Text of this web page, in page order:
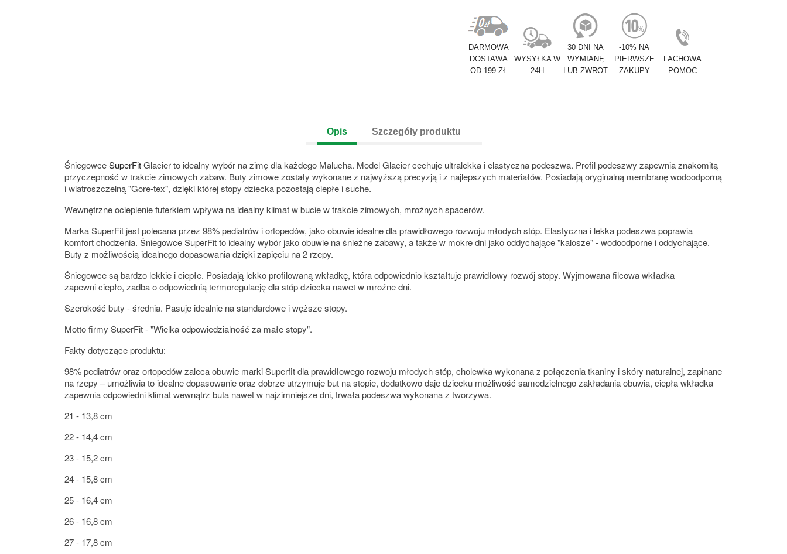
DARMOWA
DOSTAWA
OD 199 ZŁ
WYSYŁKA W
24H
30 DNI NA
WYMIANĘ
LUB ZWROT
-10% NA
PIERWSZE
ZAKUPY
FACHOWA
POMOC
Opis Szczegóły produktu
ŚniegowceSuperFitGlacier to idealny wybór na zimę dla każdego Malucha. Model Glacier cechuje ultralekka i elastyczna podeszwa. Profil podeszwy zapewnia znakomitą
przyczepność w trakcie zimowych zabaw. Buty zimowe zostały wykonane z najwyższą precyzją i z najlepszych materiałów. Posiadają oryginalną membranę wodoodporną
i wiatroszczelną "Gore-tex", dzięki której stopy dziecka pozostają ciepłe i suche.
Wewnętrzne ocieplenie futerkiem wpływa na idealny klimat w bucie w trakcie zimowych, mroźnych spacerów.
Marka SuperFit jest polecana przez 98% pediatrów i ortopedów, jako obuwie idealne dla prawidłowego rozwoju młodych stóp. Elastyczna i lekka podeszwa poprawia
komfort chodzenia. Śniegowce SuperFit to idealny wybór jako obuwie na śnieżne zabawy, a także w mokre dni jako oddychające "kalosze" - wodoodporne i oddychające.
Buty z możliwością idealnego dopasowania dzięki zapięciu na 2 rzepy.
Śniegowce są bardzo lekkie i ciepłe. Posiadają lekko profilowaną wkładkę, która odpowiednio kształtuje prawidłowy rozwój stopy. Wyjmowana filcowa wkładka
zapewni ciepło, zadba o odpowiednią termoregulację dla stóp dziecka nawet w mroźne dni.
Szerokość buty - średnia. Pasuje idealnie na standardowe i węższe stopy.
Motto firmy SuperFit - "Wielka odpowiedzialność za małe stopy".
Fakty dotyczące produktu:
98% pediatrów oraz ortopedów zaleca obuwie marki Superfit dla prawidłowego rozwoju młodych stóp, cholewka wykonana z połączenia tkaniny i skóry naturalnej, zapinane
na rzepy – umożliwia to idealne dopasowanie oraz dobrze utrzymuje but na stopie, dodatkowo daje dziecku możliwość samodzielnego zakładania obuwia, ciepła wkładka
zapewnia odpowiedni klimat wewnątrz buta nawet w najzimniejsze dni, trwała podeszwa wykonana z tworzywa.
21 - 13,8 cm
22 - 14,4 cm
23 - 15,2 cm
24 - 15,8 cm
25 - 16,4 cm
26 - 16,8 cm
27 - 17,8 cm